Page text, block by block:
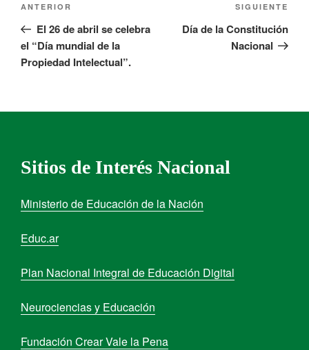
ANTERIOR
El 26 de abril se celebra
el “Día mundial de la
Propiedad Intelectual”.
SIGUIENTE
Día de la Constitución
Nacional
Sitios de Interés Nacional
Ministerio de Educación de la Nación
Educ.ar
Plan Nacional Integral de Educación Digital
Neurociencias y Educación
Fundación Crear Vale la Pena